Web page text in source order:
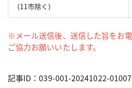
（11市除く）
※メール送信後、送信した旨をお
ご協力お願いいたします。
記事ID：039-001-20241022-